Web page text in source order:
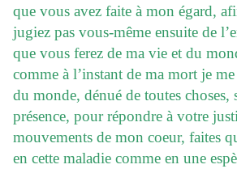
que vous avez faite à mon égard,
jugiez pas vous-même ensuite de
que vous ferez de ma vie et du
comme à l’instant de ma mort je
du monde, dénué de toutes choses,
présence, pour répondre à votre
mouvements de mon coeur, faites
en cette maladie comme en une